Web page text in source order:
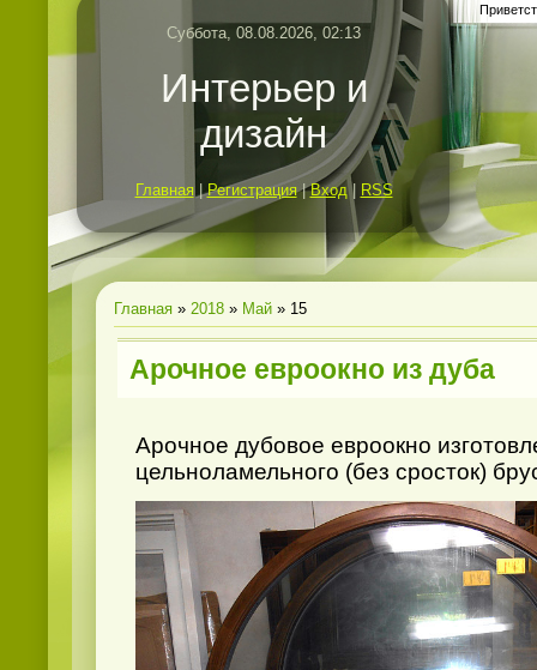
Суббота, 08.08.2026, 02:13
Интерьер и
дизайн
Главная |Регистрация|Вход| RSS
Главная » 2018 » Май » 15
Арочное евроокно из дуба
Арочное дубовое евроокно
цельноламельного (без сросток)